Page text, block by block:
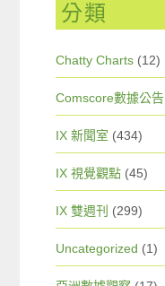
分類
Chatty Charts (12)
Comscore數據公告
IX 新聞室 (434)
IX 視覺觀點 (45)
IX 雙週刊 (299)
Uncategorized (1)